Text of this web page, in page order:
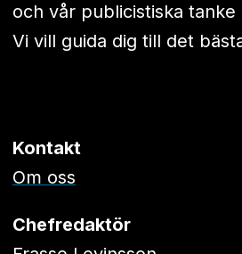
och vår publicistiska
Vi vill guida dig till det
Kontakt
Om oss
Chefredaktör